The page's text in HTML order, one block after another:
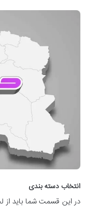
انتخاب دسته بندی
در این قسمت شما باید از